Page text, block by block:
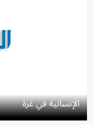
الإنسانية في غزة